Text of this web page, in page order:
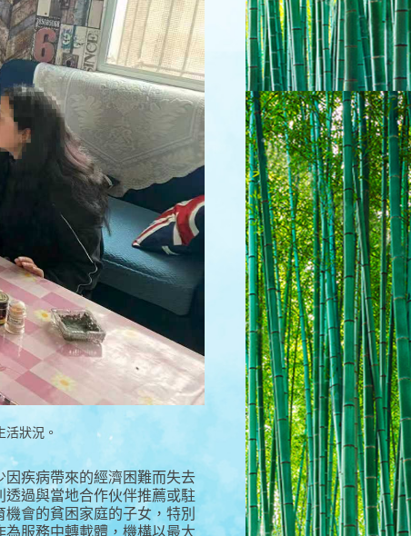
狀況。
疾病帶來的經濟困難而失去
過與當地合作伙伴推薦或駐
會的貧困家庭的子女，特別
服務中轉載體，機構以最大